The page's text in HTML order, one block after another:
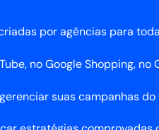
por agências para
no Google Shopping, no
suas campanhas do